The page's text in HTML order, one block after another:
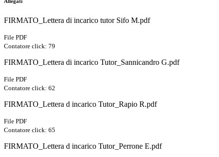
FIRMATO_Lettera di incarico tutor Sifo M.pdf
File PDF
Contatore click: 79
FIRMATO_Lettera di incarico Tutor_Sannicandro G.pdf
File PDF
Contatore click: 62
FIRMATO_Lettera d incarico Tutor_Rapio R.pdf
File PDF
Contatore click: 65
FIRMATO_Lettera d incarico Tutor_Perrone E.pdf